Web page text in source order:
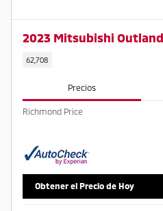
2023 Mitsubishi
62,708
Precios
Richmond Price
Obtener el Precio de Hoy